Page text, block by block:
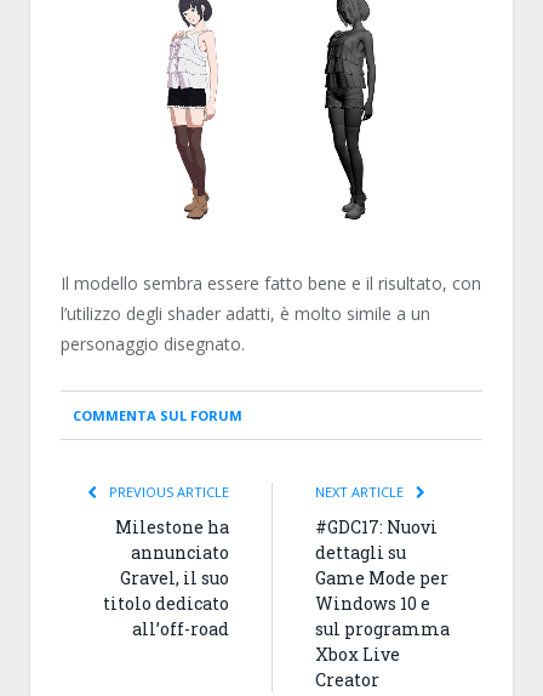
Il modello sembra essere fatto bene e il risultato, con
l’utilizzo degli shader adatti, è molto simile a un
personaggio disegnato.
COMMENTA SUL FORUM
PREVIOUS ARTICLE
Milestone ha
annunciato
Gravel, il suo
titolo dedicato
all’off-road
NEXT ARTICLE
#GDC17: Nuovi
dettagli su
Game Mode per
Windows 10 e
sul programma
Xbox Live
Creator